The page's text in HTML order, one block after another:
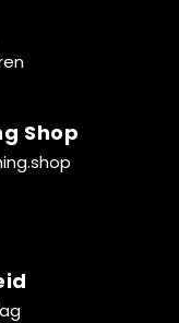
Shop